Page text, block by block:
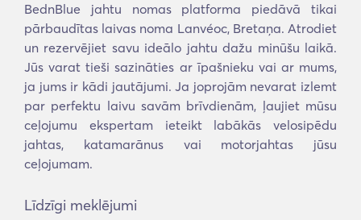
BednBlue jahtu nomas platforma piedāvā tikai
pārbaudītas laivas noma Lanvéoc, Bretaņa. Atrodiet
un rezervējiet savu ideālo jahtu dažu minūšu laikā.
Jūs varat tieši sazināties ar īpašnieku vai ar mums,
ja jums ir kādi jautājumi. Ja joprojām nevarat izlemt
par perfektu laivu savām brīvdienām, ļaujiet mūsu
ceļojumu ekspertam ieteikt labākās velosipēdu
jahtas, katamarānus vai motorjahtas jūsu
ceļojumam.
Līdzīgi meklējumi